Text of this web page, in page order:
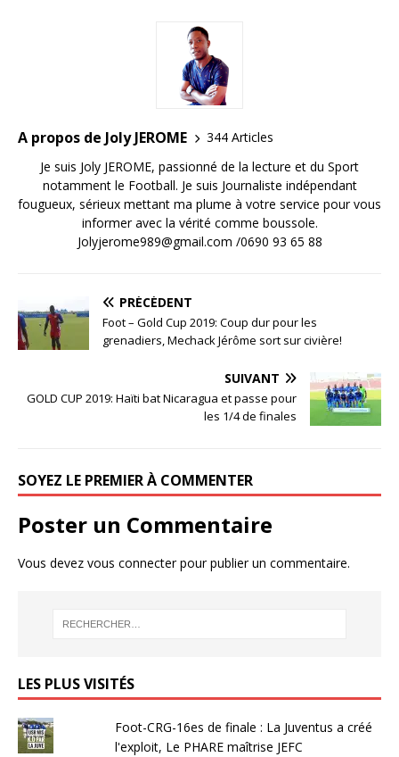
A propos de Joly JEROME
344 Articles
Je suis Joly JEROME, passionné de la lecture et du Sport
notamment le Football. Je suis Journaliste indépendant
fougueux, sérieux mettant ma plume à votre service pour vous
informer avec la vérité comme boussole.
Jolyjerome989@gmail.com /0690 93 65 88
PRÉCÉDENT
Foot – Gold Cup 2019: Coup dur pour les
grenadiers, Mechack Jérôme sort sur civière!
SUIVANT
GOLD CUP 2019: Haïti bat Nicaragua et passe pour
les 1/4 de finales
SOYEZ LE PREMIER À COMMENTER
Poster un Commentaire
Vous devez vous connecterpour publier un commentaire.
LES PLUS VISITÉS
Foot-CRG-16es de finale : La Juventus a créé
l'exploit, Le PHARE maîtrise JEFC